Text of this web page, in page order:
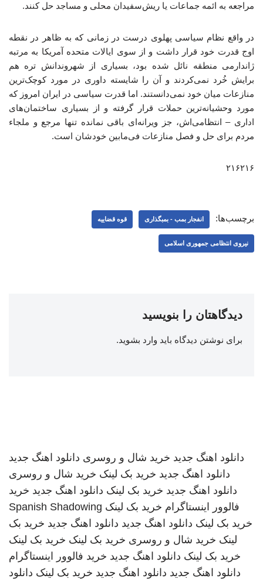
مراجعه به ائمه جماعات یا ریش‌سفیدان محلی و مساجد حل کنند.
در واقع نظام سیاسی پهلوی درست در زمانی که به ظاهر در نقطه
اوج قدرت خود قرار داشت و از سوی ایالات متحده آمریکا به مرتبه
ژاندارمی منطقه نائل شده بود، بسیاری از شهروندانش تره هم
برایش خُرد نمی‌کردند و آن را شایسته داوری در مورد کوچک‌ترین
منازعات میان خود نمی‌دانستند. اما قدرت سیاسی در ایران امروز که
مورد وحشیانه‌ترین حملات قرار گرفته و از بسیاری ساختمان‌های
اداری – انتظامی‌اش، جز ویرانه‌ای باقی نمانده تنها مرجع و ملجاء
مردم برای حل و فصل منازعات فی‌مابین خودشان است.
۲۱۶۲۱۶
برچسب‌ها: انفجار بمب - بمبگذاری قوه قضاییه
نیروی انتظامی جمهوری اسلامی
دیدگاهتان را بنویسید
برای نوشتن دیدگاه باید وارد بشوید.
دانلود اهنگ جدید خرید شال و روسری دانلود اهنگ جدید
دانلود اهنگ جدید خرید بک لینک خرید شال و روسری
دانلود اهنگ جدید خرید بک لینک دانلود اهنگ جدید خرید
فالوور اینستاگرام خرید بک لینک Spanish Shadowing
خرید بک لینک دانلود اهنگ جدید دانلود اهنگ جدید خرید بک
لینک خرید شال و روسری خرید بک لینک خرید بک لینک
خرید بک لینک دانلود اهنگ جدید خرید فالوور اینستاگرام
دانلود اهنگ جدید دانلود اهنگ جدید خرید بک لینک دانلود